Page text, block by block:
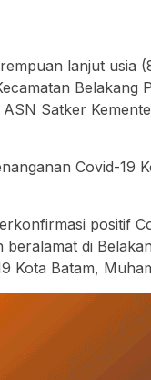
lanjut usia
Belakang
Satker
Covid-19
positif
di
Kota Batam,